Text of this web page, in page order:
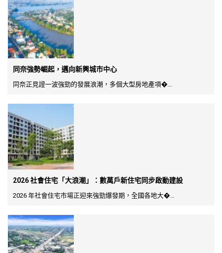
同奈強勢崛起，邁向新興城市中心
同奈正見證一波強勁的發展浪潮，多個大型房地產項�...
2026 社會住宅「大浪潮」：數萬戶新住宅同步啟動建設
2026 年社會住宅市場正迎來強勁爆發期，全國各地大�...